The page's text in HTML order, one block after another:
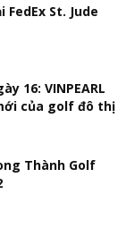
St. Jude
16: VINPEARL
của golf đô thị
Thành Golf